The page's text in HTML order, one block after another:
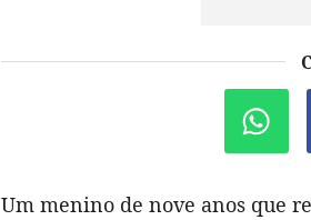
Um menino de nove anos que